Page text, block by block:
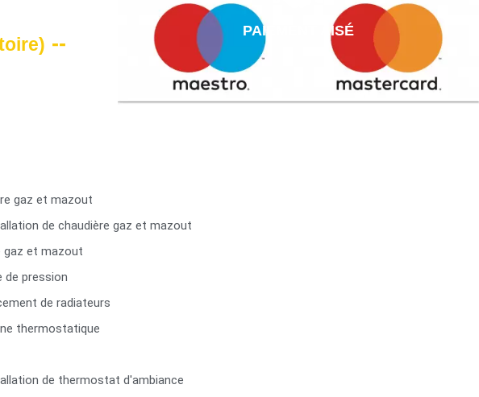
) --
PAIEMENT AISÉ
gaz et mazout
de chaudière gaz et mazout
gaz et mazout
de pression
de radiateurs
thermostatique
de thermostat d'ambiance